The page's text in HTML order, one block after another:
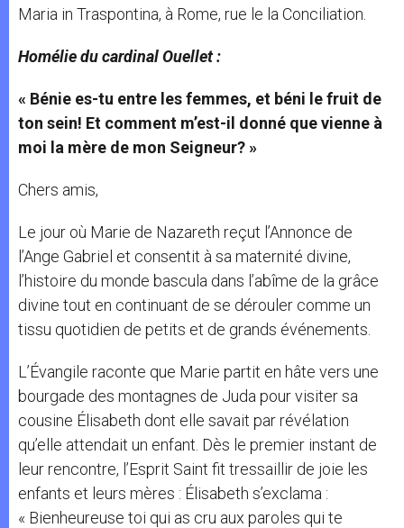
Maria in Traspontina, à Rome, rue le la Conciliation.
Homélie du cardinal Ouellet :
« Bénie es-tu entre les femmes, et béni le fruit de
ton sein! Et comment m’est-il donné que vienne à
moi la mère de mon Seigneur? »
Chers amis,
Le jour où Marie de Nazareth reçut l’Annonce de
l’Ange Gabriel et consentit à sa maternité divine,
l’histoire du monde bascula dans l’abîme de la grâce
divine tout en continuant de se dérouler comme un
tissu quotidien de petits et de grands événements.
L’Évangile raconte que Marie partit en hâte vers une
bourgade des montagnes de Juda pour visiter sa
cousine Élisabeth dont elle savait par révélation
qu’elle attendait un enfant. Dès le premier instant de
leur rencontre, l’Esprit Saint fit tressaillir de joie les
enfants et leurs mères : Élisabeth s’exclama :
« Bienheureuse toi qui as cru aux paroles qui te